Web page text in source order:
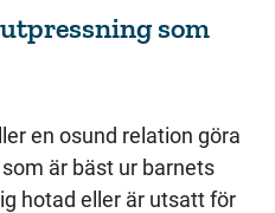
som
en osund relation göra
är bäst ur barnets
hotad eller är utsatt för